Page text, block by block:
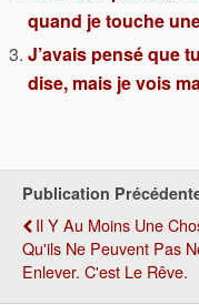
quand je touche
J’avais pensé que
dise, mais je vois
Publication
Il Y Au Moins Une
Qu'ils Ne Peuvent Pas
Enlever. C'est Le Rêve.